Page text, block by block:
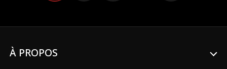
À PROPOS